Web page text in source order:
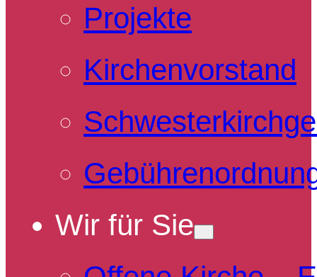
Projekte
Kirchenvorstand
Wir für Sie